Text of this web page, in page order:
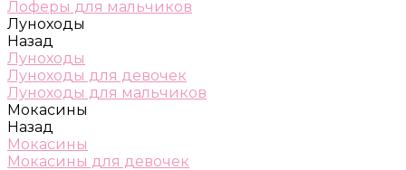
Лоферы для мальчиков
Луноходы
Назад
Луноходы
Луноходы для девочек
Луноходы для мальчиков
Мокасины
Назад
Мокасины
Мокасины для девочек